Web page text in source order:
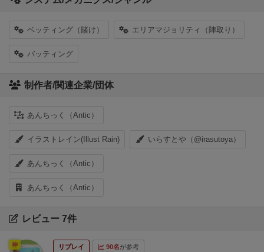
ベッティング（賭け） エリアマジョリティ（陣取り）
バッティング
制作者/関連企業/団体
あんちっく（Antic）
イラストレイン(Illust Rain) いらすとや（@irasutoya）
あんちっく（Antic）
あんちっく（Antic）
レビュー 7件
リプレイ 90名が参考
神